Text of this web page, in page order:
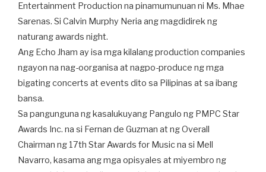
Entertainment Production na pinamumunuan ni Ms. Mhae
Sarenas. Si Calvin Murphy Neria ang magdidirek ng
naturang awards night.
Ang Echo Jham ay isa mga kilalang production companies
ngayon na nag-oorganisa at nagpo-produce ng mga
bigating concerts at events dito sa Pilipinas at sa ibang
bansa.
Sa pangunguna ng kasalukuyang Pangulo ng PMPC Star
Awards Inc. na si Fernan de Guzman at ng Overall
Chairman ng 17th Star Awards for Music na si Mell
Navarro, kasama ang mga opisyales at miyembro ng